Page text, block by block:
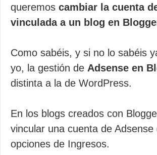
queremos cambiar la cuenta
vinculada a un blog en
Como sabéis, y si no lo sabéis
yo, la gestión de Adsense en
distinta a la de WordPress.
En los blogs creados con
vincular una cuenta de Adsense
opciones de Ingresos.